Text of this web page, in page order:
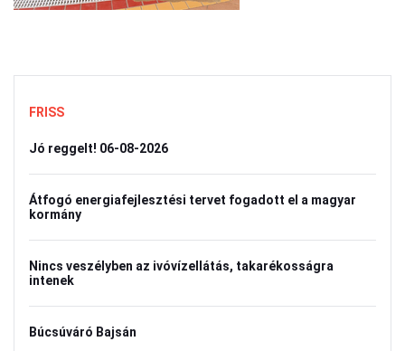
FRISS
Jó reggelt! 06-08-2026
Átfogó energiafejlesztési tervet fogadott el a magyar
kormány
Nincs veszélyben az ivóvízellátás, takarékosságra
intenek
Búcsúváró Bajsán